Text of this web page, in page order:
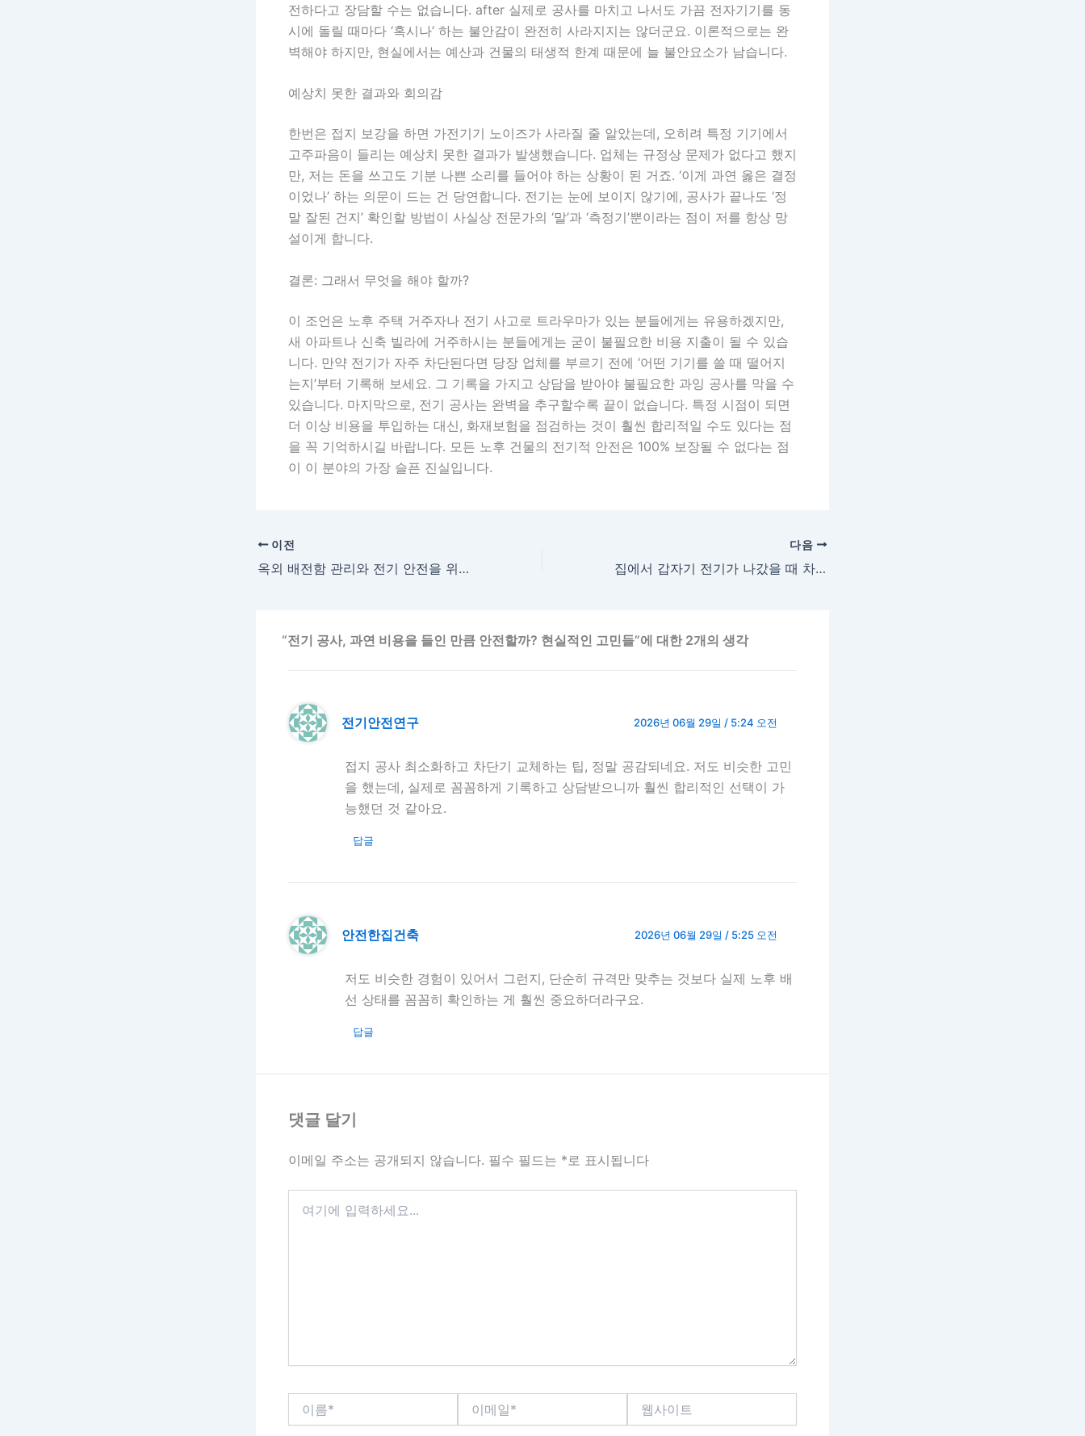
전하다고 장담할 수는 없습니다. after 실제로 공사를 마치고 나서도 가끔 전자기기를 동
시에 돌릴 때마다 ‘혹시나’ 하는 불안감이 완전히 사라지지는 않더군요. 이론적으로는 완
벽해야 하지만, 현실에서는 예산과 건물의 태생적 한계 때문에 늘 불안요소가 남습니다.
예상치 못한 결과와 회의감
한번은 접지 보강을 하면 가전기기 노이즈가 사라질 줄 알았는데, 오히려 특정 기기에서
고주파음이 들리는 예상치 못한 결과가 발생했습니다. 업체는 규정상 문제가 없다고 했지
만, 저는 돈을 쓰고도 기분 나쁜 소리를 들어야 하는 상황이 된 거죠. ‘이게 과연 옳은 결정
이었나’ 하는 의문이 드는 건 당연합니다. 전기는 눈에 보이지 않기에, 공사가 끝나도 ‘정
말 잘된 건지’ 확인할 방법이 사실상 전문가의 ‘말’과 ‘측정기’뿐이라는 점이 저를 항상 망
설이게 합니다.
결론: 그래서 무엇을 해야 할까?
이 조언은 노후 주택 거주자나 전기 사고로 트라우마가 있는 분들에게는 유용하겠지만,
새 아파트나 신축 빌라에 거주하시는 분들에게는 굳이 불필요한 비용 지출이 될 수 있습
니다. 만약 전기가 자주 차단된다면 당장 업체를 부르기 전에 ‘어떤 기기를 쓸 때 떨어지
는지’부터 기록해 보세요. 그 기록을 가지고 상담을 받아야 불필요한 과잉 공사를 막을 수
있습니다. 마지막으로, 전기 공사는 완벽을 추구할수록 끝이 없습니다. 특정 시점이 되면
더 이상 비용을 투입하는 대신, 화재보험을 점검하는 것이 훨씬 합리적일 수도 있다는 점
을 꼭 기억하시길 바랍니다. 모든 노후 건물의 전기적 안전은 100% 보장될 수 없다는 점
이 이 분야의 가장 슬픈 진실입니다.
이전
옥외 배전함 관리와 전기 안전을 위해 알아둬야 할 것들
다음
집에서 갑자기 전기가 나갔을 때 차단기 점검과 수리 대처법
“전기 공사, 과연 비용을 들인 만큼 안전할까? 현실적인 고민들”에 대한 2개의 생각
전기안전연구 2026년 06월 29일 / 5:24 오전
접지 공사 최소화하고 차단기 교체하는 팁, 정말 공감되네요. 저도 비슷한 고민
을 했는데, 실제로 꼼꼼하게 기록하고 상담받으니까 훨씬 합리적인 선택이 가
능했던 것 같아요.
답글
안전한집건축 2026년 06월 29일 / 5:25 오전
저도 비슷한 경험이 있어서 그런지, 단순히 규격만 맞추는 것보다 실제 노후 배
선 상태를 꼼꼼히 확인하는 게 훨씬 중요하더라구요.
답글
댓글 달기
이메일 주소는 공개되지 않습니다. 필수 필드는 * 로 표시됩니다